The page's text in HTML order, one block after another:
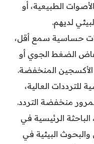
الطبيعية، أو
لديهم.
حساسية سمع أقل،
الضغط الجوي أو
المنخفضة.
للترددات العالية،
منخفضة التردد.
الباحثة الرئيسية في
البيئية في